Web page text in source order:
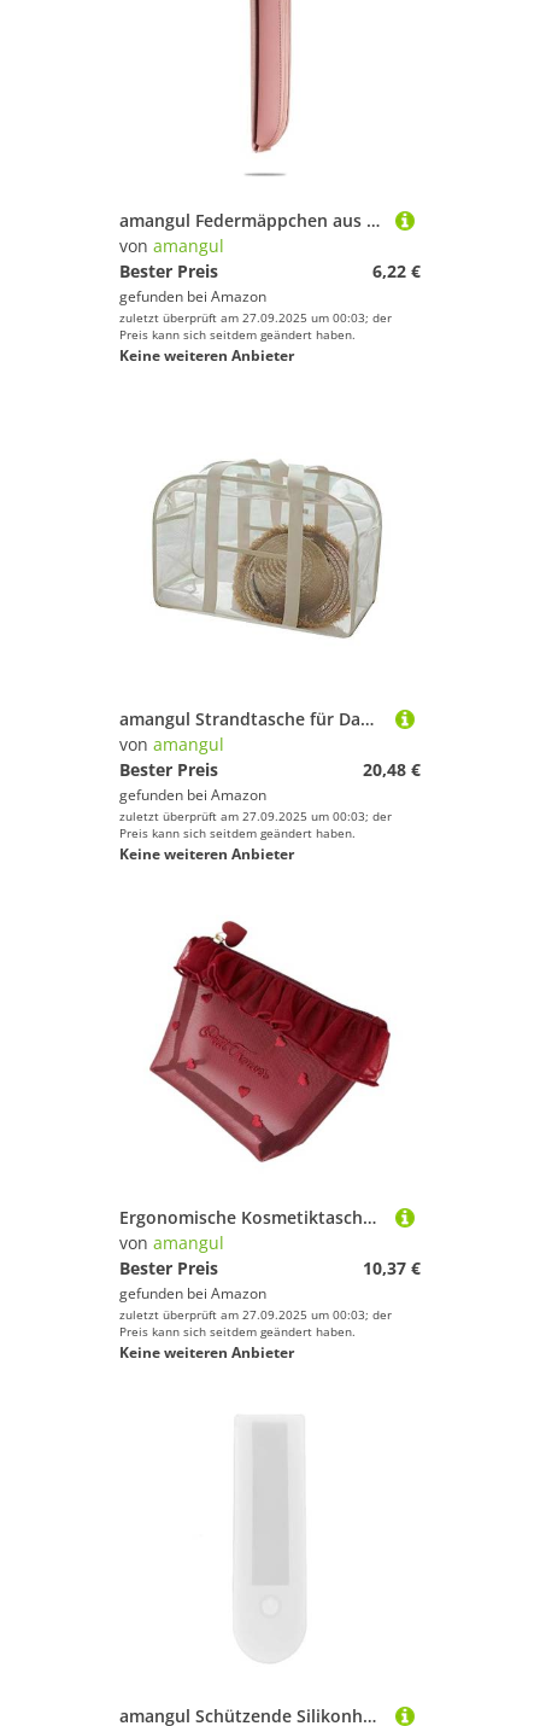
amangul Federmäppchen aus PU-Leder mit verstellbarem Gummiband, Notizbuch für Planer, Ordner, Buch, PU für Studenten, B
von amangul
Bester Preis
6,22 €
gefunden bei Amazon
zuletzt überprüft am 27.09.2025 um 00:03; der
Preis kann sich seitdem geändert haben.
Keine weiteren Anbieter
amangul Strandtasche für Damen, extra groß, sanddicht, Strandtasche für Pool, Reisen, Picknick, Camping, Alltag
von amangul
Bester Preis
20,48 €
gefunden bei Amazon
zuletzt überprüft am 27.09.2025 um 00:03; der
Preis kann sich seitdem geändert haben.
Keine weiteren Anbieter
Ergonomische Kosmetiktasche mit mehreren Fächern, verschleißfestes Design, Make-up-Tasche für Damen und Mädchen, Reisefreundlicher Kosmetik-Organizer mit Fächern, klein rot, Mass Beauty
von amangul
Bester Preis
10,37 €
gefunden bei Amazon
zuletzt überprüft am 27.09.2025 um 00:03; der
Preis kann sich seitdem geändert haben.
Keine weiteren Anbieter
amangul Schützende Silikonhüllen für Elektroroller, wasserdicht, weiche Abdeckungen für Roller, Schutzausrüstung